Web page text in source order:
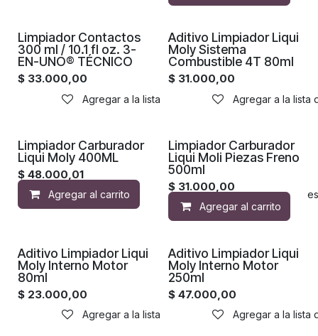
Limpiador Contactos
300 ml / 10.1 fl oz. 3-
EN-UNO® TÉCNICO
$ 33.000,00
Agregar a la lista de deseos
Aditivo Limpiador Liqui
Moly Sistema
Combustible 4T 80ml
$ 31.000,00
Agregar a la lista
Limpiador Carburador
Liqui Moly 400ML
$ 48.000,01
Agregar al carrito Agregar a la lista de
Limpiador Carburador
Liqui Moli Piezas Freno
500ml
$ 31.000,00
Agregar al carrito
Aditivo Limpiador Liqui
Moly Interno Motor
80ml
$ 23.000,00
Agregar a la lista de deseos
Aditivo Limpiador Liqui
Moly Interno Motor
250ml
$47.000,00
Agregar a la lista